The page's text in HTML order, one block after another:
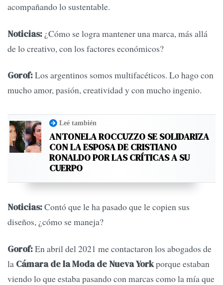
acompañando lo sustentable.
Noticias: ¿Cómo se logra mantener una marca, más allá
de lo creativo, con los factores económicos?
Gorof:Los argentinos somos multifacéticos. Lo hago con
mucho amor, pasión, creatividad y con mucho ingenio.
Leé también
ANTONELA ROCCUZZO SE SOLIDARIZA
CON LA ESPOSA DE CRISTIANO
RONALDO POR LAS CRÍTICAS A SU
CUERPO
Noticias:Contó que le ha pasado que le copien sus
diseños, ¿cómo se maneja?
Gorof:En abril del 2021 me contactaron los abogados de
la Cámara de la Moda de Nueva Yorkporque estaban
viendo lo que estaba pasando con marcas como la mía que